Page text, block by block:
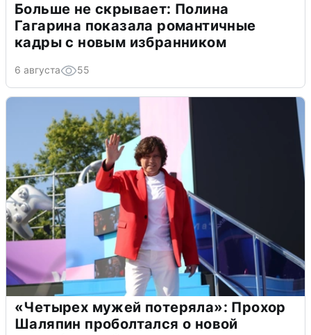
Больше не скрывает: Полина
Гагарина показала романтичные
кадры с новым избранником
6 августа 55
«Четырех мужей потеряла»: Прохор
Шаляпин проболтался о новой